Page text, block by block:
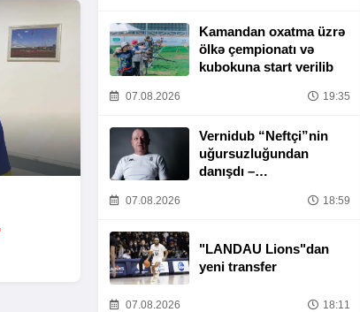
Kamandan oxatma üzrə
ölkə çempionatı və
kubokuna start verilib
07.08.2026 19:35
Vernidub “Neftçi”nin
uğursuzluğundan
danışdı –
TAMAMILƏ MƏNIM
07.08.2026 18:59
"LANDAU Lions"dan
yeni transfer
07.08.2026 18:11